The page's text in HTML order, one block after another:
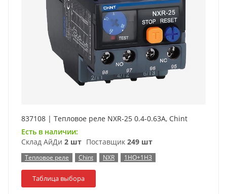
837108 | Тепловое реле NXR-25 0.4-0.63А, Chint
Есть в наличии:
Склад АйДи 2 шт Поставщик 249 шт
Тепловое реле Chint NXR 1НО+1НЗ
Таблица выбора